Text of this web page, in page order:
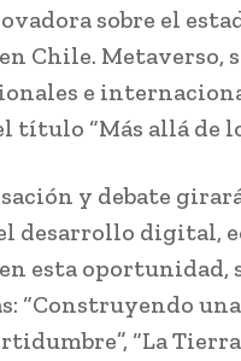
sobre el
Chile. Metaverso,
e
título “Más allá de
y debate
desarrollo digital,
esta oportunidad,
“Construyendo una
“La